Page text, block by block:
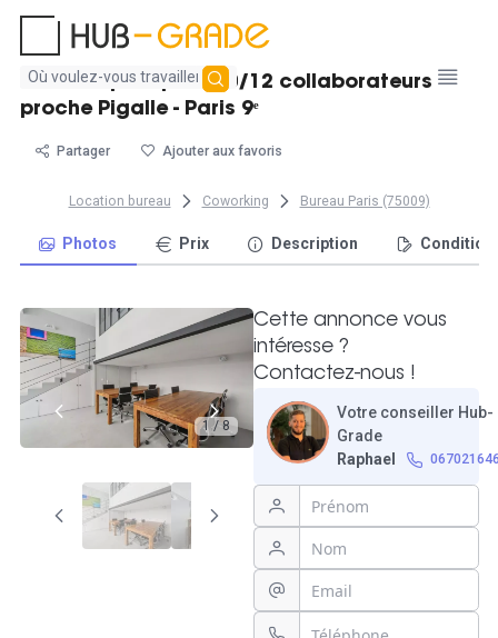
Aucun
résultat
trouvé
Bureau opéré pour 10/12 collaborateurs
proche Pigalle - Paris 9ᵉ
Partager Ajouter aux favoris
Location bureau Coworking Bureau Paris (75009)
Photos Prix Description
1 / 8
Cette annonce vous
intéresse ?
Contactez-nous !
Votre conseiller Hub-
Grade
Raphael